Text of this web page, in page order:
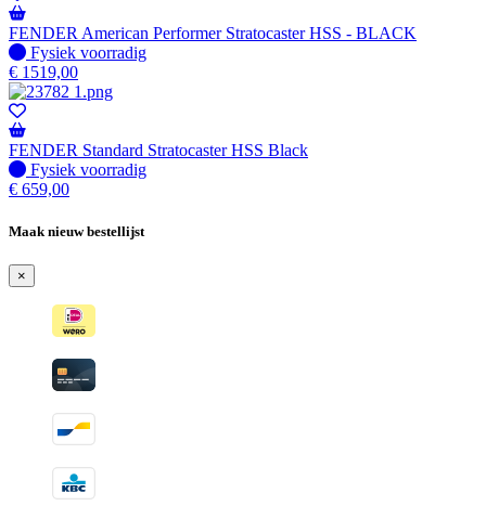
FENDER American Performer Stratocaster HSS - BLACK
Fysiek voorradig
Fysiek voorradig
€ 1519,00
FENDER Standard Stratocaster HSS Black
Fysiek voorradig
Fysiek voorradig
€ 659,00
Maak nieuw bestellijst
×